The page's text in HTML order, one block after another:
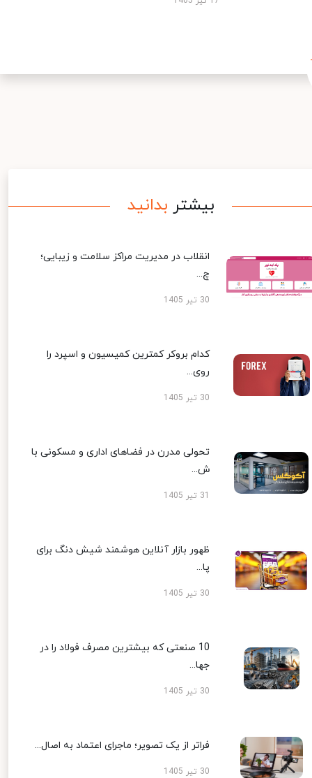
بیشتر بدانید
انقلاب در مدیریت مراکز سلامت و زیبایی؛
چ...
30 تیر 1405
کدام بروکر کمترین کمیسیون و اسپرد را
روی...
30 تیر 1405
تحولی مدرن در فضاهای اداری و مسکونی با
ش...
ظهور بازار آنلاین هوشمند شیش دنگ برای
پا...
30 تیر 1405
10 صنعتی که بیشترین مصرف فولاد را در
جها...
30 تیر 1405
فراتر از یک تصویر؛ ماجرای اعتماد به اصال...
30 تیر 1405